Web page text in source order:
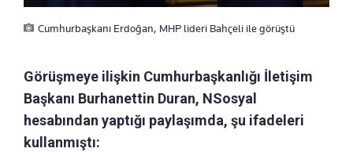
Cumhurbaşkanı Erdoğan, MHP lideri Bahçeli ile görüştü
Görüşmeye ilişkin Cumhurbaşkanlığı İletişim
Başkanı Burhanettin Duran, NSosyal
hesabından yaptığı paylaşımda, şu ifadeleri
kullanmıştı: